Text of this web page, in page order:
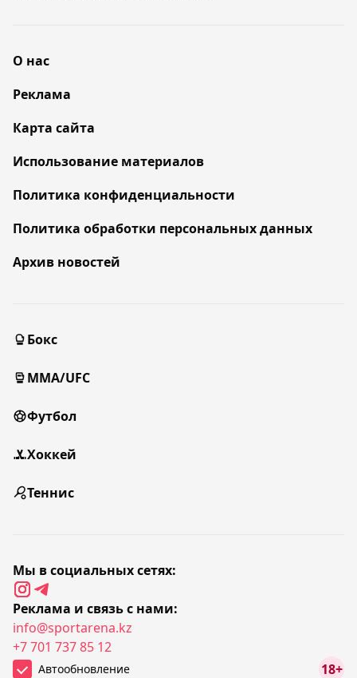
О нас
Реклама
Карта сайта
Использование материалов
Политика конфиденциальности
Политика обработки персональных данных
Архив новостей
Бокс
MMA/UFC
Футбол
Хоккей
Теннис
Мы в социальных сетях:
Реклама и связь с нами:
info@sportarena.kz
+7 701 737 85 12
Автообновление 18+